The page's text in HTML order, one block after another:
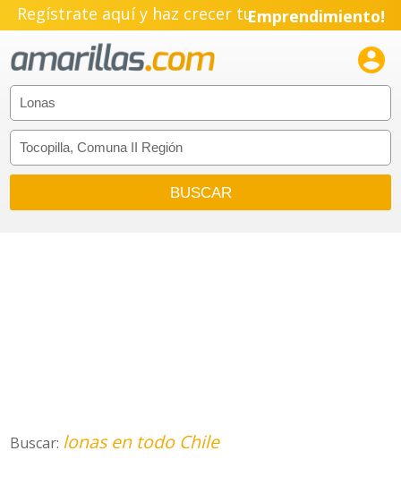
Regístrate aquí y haz crecer tuEmprendimiento!

Buscar: lonas en todo Chile